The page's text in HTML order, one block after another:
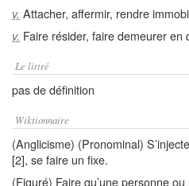
v. Attacher, affermir, rendre
v. Faire résider, faire demeurer en
Le littré
pas de définition
Wiktionnaire
(Anglicisme) (Pronominal)
[2], se faire un fixe.
(Figuré) Faire qu’une personne